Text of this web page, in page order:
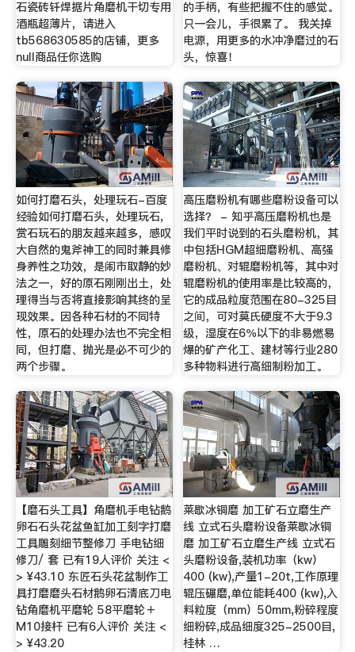
石瓷砖钎焊据片角磨机干切专用
酒瓶超薄片，请进入
tb568630585的店铺，更多
null商品任你选购
的手柄，有些把握不住的感觉。
只一会儿，手很累了。 我关掉
电源，用更多的水冲净磨过的石
头，惊喜！
如何打磨石头，处理玩石-百度
经验如何打磨石头，处理玩石,
赏石玩石的朋友越来越多，感叹
大自然的鬼斧神工的同时兼具修
身养性之功效，是闹市取静的妙
法之一，好的原石刚刚出土，处
理得当与否将直接影响其终的呈
现效果。因各种石材的不同特
性，原石的处理办法也不完全相
同，但打磨、抛光是必不可少的
两个步骤。
高压磨粉机有哪些磨粉设备可以
选择？ - 知乎高压磨粉机也是
我们平时说到的石头磨粉机，其
中包括HGM超细磨粉机、高强
磨粉机、对辊磨粉机等，其中对
辊磨粉机的使用率是比较高的，
它的成品粒度范围在80-325目
之间，可对莫氏硬度不大于9.3
级，湿度在6％以下的非易燃易
爆的矿产化工、建材等行业280
多种物料进行高细制粉加工。
【磨石头工具】角磨机手电钻鹅
卵石石头花盆鱼缸加工刻字打磨
工具雕刻细节整修刀 手电钻细
修刀/ 套 已有19人评价 关注 <
> ¥43.10 东匠石头花盆制作工
具打磨磨头石材鹅卵石清底刀电
钻角磨机平磨轮 58平磨轮＋
M10接杆 已有6人评价 关注 <
> ¥43.20
莱歇冰铜磨 加工矿石立磨生产
线 立式石头磨粉设备莱歇冰铜
磨 加工矿石立磨生产线 立式石
头磨粉设备,装机功率（kw）
400 (kw),产量1-20t,工作原理
辊压碾磨,单位能耗400 (kw),入
料粒度（mm）50mm,粉碎程度
细粉碎,成品细度325-2500目,
桂林 …